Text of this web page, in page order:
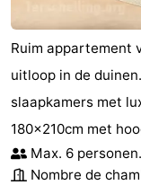
Ruim appartement
uitloop in de
slaapkamers met
180x210cm met
Max. 6 personen.
Nombre de